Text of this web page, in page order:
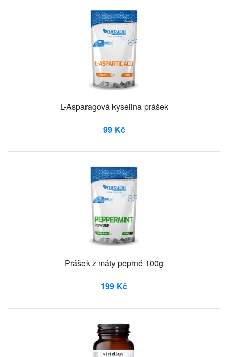
L-Asparagová kyselina prášek
99 Kč
Prášek z máty peprné 100g
199 Kč